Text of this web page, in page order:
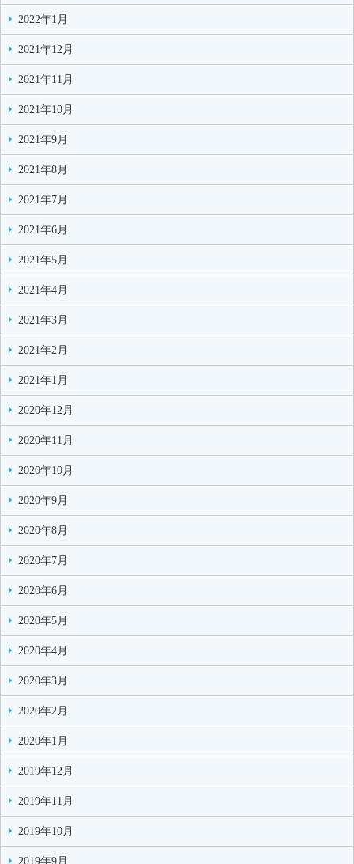
2022年1月
2021年12月
2021年11月
2021年10月
2021年9月
2021年8月
2021年7月
2021年6月
2021年5月
2021年4月
2021年3月
2021年2月
2021年1月
2020年12月
2020年11月
2020年10月
2020年9月
2020年8月
2020年7月
2020年6月
2020年5月
2020年4月
2020年3月
2020年2月
2020年1月
2019年12月
2019年11月
2019年10月
2019年9月